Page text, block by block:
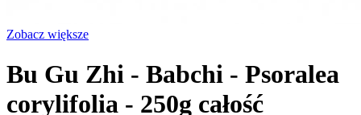
Zobacz większe
Bu Gu Zhi - Babchi - Psoralea
corylifolia - 250g całość